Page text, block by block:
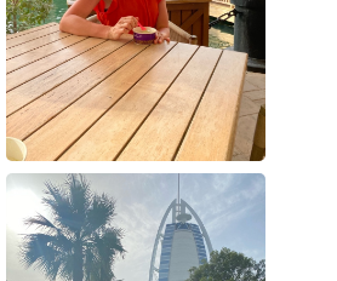
Эмират Шарджа, тот самый, в котором я
никогда не была, но очень часто бронирую.
Эмират очень красивый. Его центр зеленый ,
есть множество музеев, променады,
торговые центры, аквапарк. Из отелей на 1
линии до центра на такси. Почти все отели
сами организуют трансфер в Дубай и центр
Шарджи.
Шарджа плавно перетекает в Аджман, и
совсем недалеко Дубай. Но иногда по
дороге назад могут быть пробки на
дорогах.
Кстати, в Шардже сухой закон. Если нужно
алко, то вам не сюда.